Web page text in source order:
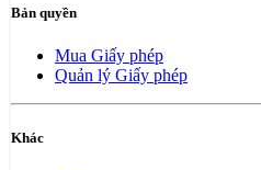
Bản quyền
Mua Giấy phép
Quản lý Giấy phép
Khác